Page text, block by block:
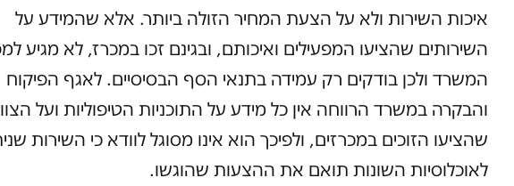
איכות השירות ולא על הצעת המחיר הזולה ביותר. אלא שהמידע על
השירותים שהציעו המפעילים ואיכותם, ובגינם זכו במכרז, לא מגיע
המשרד ולכן בודקים רק עמידה בתנאי הסף הבסיסיים. לאגף הפיקוח
והבקרה במשרד הרווחה אין כל מידע על התוכניות הטיפוליות ועל
שהציעו הזוכים במכרזים, ולפיכך הוא אינו מסוגל לוודא כי השירות
לאוכלוסיות השונות תואם את ההצעות שהוגשו.